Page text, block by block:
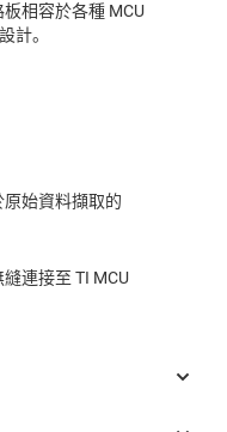
相容於各種 MCU
計。
始資料擷取的
連接至 TI MCU